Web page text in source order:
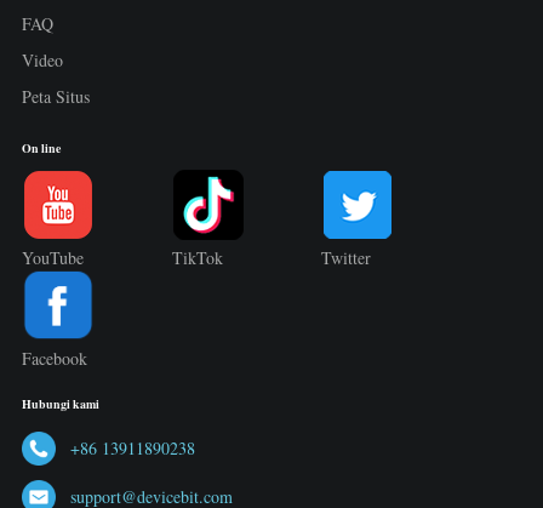
FAQ
Video
Peta Situs
On line
YouTube TikTok Twitter
Facebook
Hubungi kami
+86 13911890238
support@devicebit.com